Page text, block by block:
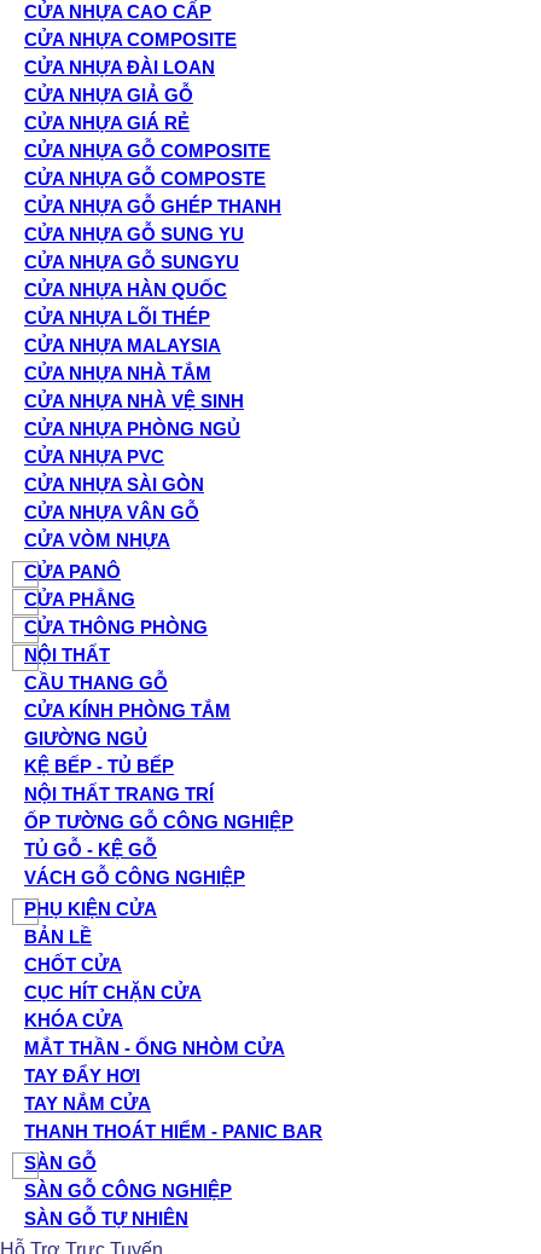
CỬA NHỰA CAO CẤP
CỬA NHỰA COMPOSITE
CỬA NHỰA ĐÀI LOAN
CỬA NHỰA GIẢ GỖ
CỬA NHỰA GIÁ RẺ
CỬA NHỰA GỖ COMPOSITE
CỬA NHỰA GỖ COMPOSTE
CỬA NHỰA GỖ GHÉP THANH
CỬA NHỰA GỖ SUNG YU
CỬA NHỰA GỖ SUNGYU
CỬA NHỰA HÀN QUỐC
CỬA NHỰA LÕI THÉP
CỬA NHỰA MALAYSIA
CỬA NHỰA NHÀ TẮM
CỬA NHỰA NHÀ VỆ SINH
CỬA NHỰA PHÒNG NGỦ
CỬA NHỰA PVC
CỬA NHỰA SÀI GÒN
CỬA NHỰA VÂN GỖ
CỬA VÒM NHỰA
CỬA PANÔ
CỬA PHẲNG
CỬA THÔNG PHÒNG
NỘI THẤT
CẦU THANG GỖ
CỬA KÍNH PHÒNG TẮM
GIƯỜNG NGỦ
KỆ BẾP - TỦ BẾP
NỘI THẤT TRANG TRÍ
ỐP TƯỜNG GỖ CÔNG NGHIỆP
TỦ GỖ - KỆ GỖ
VÁCH GỖ CÔNG NGHIỆP
PHỤ KIỆN CỬA
BẢN LỀ
CHỐT CỬA
CỤC HÍT CHẶN CỬA
KHÓA CỬA
MẮT THẦN - ỐNG NHÒM CỬA
TAY ĐẨY HƠI
TAY NẮM CỬA
THANH THOÁT HIỂM - PANIC BAR
SÀN GỖ
SÀN GỖ CÔNG NGHIỆP
SÀN GỖ TỰ NHIÊN
Hỗ Trợ Trực Tuyến